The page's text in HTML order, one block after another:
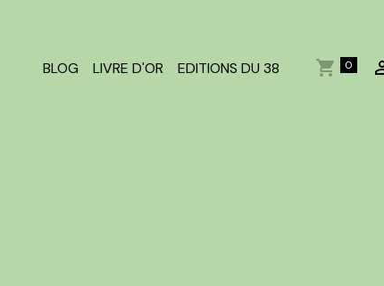
BLOG LIVRE D'OR EDITIONS DU 38 0